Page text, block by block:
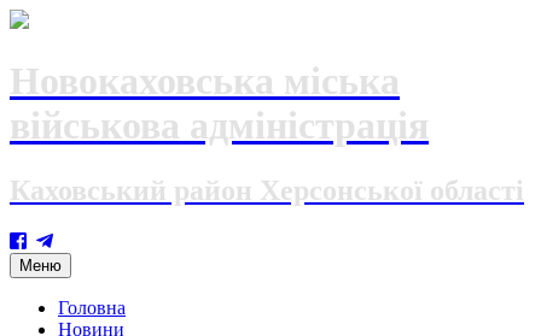
Новокаховська міська
військова адміністрація
Каховський район Херсонської області
Меню Skip
to
content
Головна
Новини